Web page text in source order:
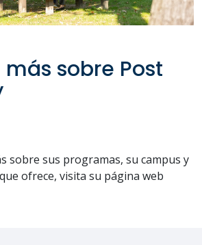
sobre Post
sobre sus programas, su campus y
ofrece, visita su página web